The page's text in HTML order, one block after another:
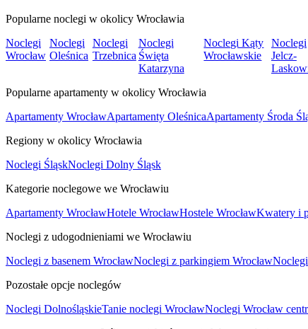
Popularne noclegi w okolicy Wrocławia
Noclegi
Wrocław
Noclegi
Oleśnica
Noclegi
Trzebnica
Noclegi
Święta
Katarzyna
Noclegi Kąty
Wrocławskie
Noclegi
Jelcz-
Popularne apartamenty w okolicy Wrocławia
Apartamenty WrocławApartamenty OleśnicaApartamenty Środa
Regiony w okolicy Wrocławia
Noclegi ŚląskNoclegi Dolny Śląsk
Kategorie noclegowe we Wrocławiu
Apartamenty WrocławHotele WrocławHostele WrocławKwatery i
Noclegi z udogodnieniami we Wrocławiu
Noclegi z basenem WrocławNoclegi z parkingiem Wrocław
Pozostałe opcje noclegów
Noclegi DolnośląskieTanie noclegi WrocławNoclegi Wrocław